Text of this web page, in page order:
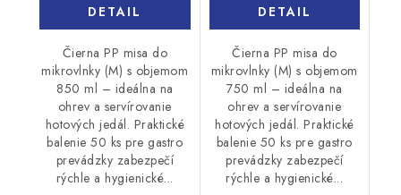
DETAIL
Čierna PP misa do
mikrovlnky (M) s objemom
850 ml – ideálna na
ohrev a servírovanie
hotových jedál. Praktické
balenie 50 ks pre gastro
prevádzky zabezpečí
rýchle a hygienické...
DETAIL
Čierna PP misa do
mikrovlnky (M) s objemom
750 ml – ideálna na
ohrev a servírovanie
hotových jedál. Praktické
balenie 50 ks pre gastro
prevádzky zabezpečí
rýchle a hygienické...